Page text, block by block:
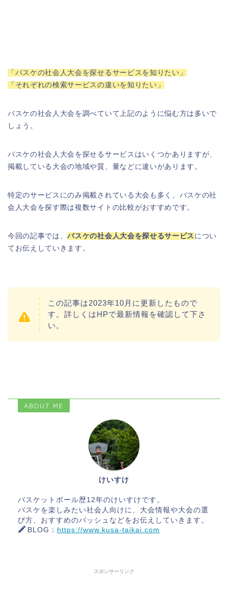
「バスケの社会人大会を探せるサービスを知りたい」
「それぞれの検索サービスの違いを知りたい」
バスケの社会人大会を調べていて上記のように悩む方は多いで
しょう。
バスケの社会人大会を探せるサービスはいくつかありますが、
掲載している大会の地域や質、量などに違いがあります。
特定のサービスにのみ掲載されている大会も多く、バスケの社
会人大会を探す際は複数サイトの比較がおすすめです。
今回の記事では、バスケの社会人大会を探せるサービス につい
てお伝えしていきます。
この記事は2023年10月に更新したもので
す。詳しくはHPで最新情報を確認して下さ
い。
ABOUT ME
けいすけ
バスケットボール歴12年のけいすけです。
バスケを楽しみたい社会人向けに、大会情報や大会の選
び方、おすすめのバッシュなどをお伝えしていきます。
BLOG： https://www.kusa-taikai.com
スポンサーリンク